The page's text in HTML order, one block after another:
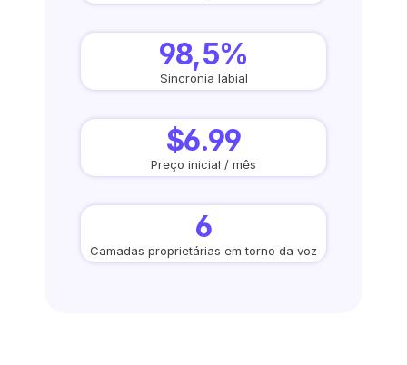
98,5%
Sincronia labial
$6.99
Preço inicial / mês
6
Camadas proprietárias em torno da voz